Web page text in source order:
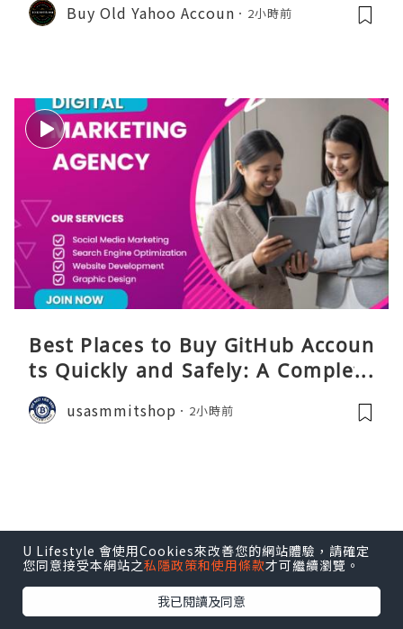
Buy Old Yahoo Accoun 2小時前
Best Places to Buy GitHub Accoun
ts Quickly and Safely: A Complete
Guide
usasmmitshop 2小時前
U Lifestyle 會使用Cookies來改善您的網站體驗，請確定
您同意接受本網站之私隱政策和使用條款才可繼續瀏覽。
我已閱讀及同意